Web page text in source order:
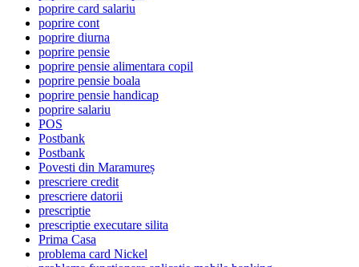
poprire card salariu
poprire cont
poprire diurna
poprire pensie
poprire pensie alimentara copil
poprire pensie boala
poprire pensie handicap
poprire salariu
POS
Postbank
Postbank
Povesti din Maramureș
prescriere credit
prescriere datorii
prescriptie
prescriptie executare silita
Prima Casa
problema card Nickel